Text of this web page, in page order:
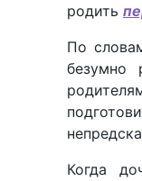
родить
По
безумно
Когда